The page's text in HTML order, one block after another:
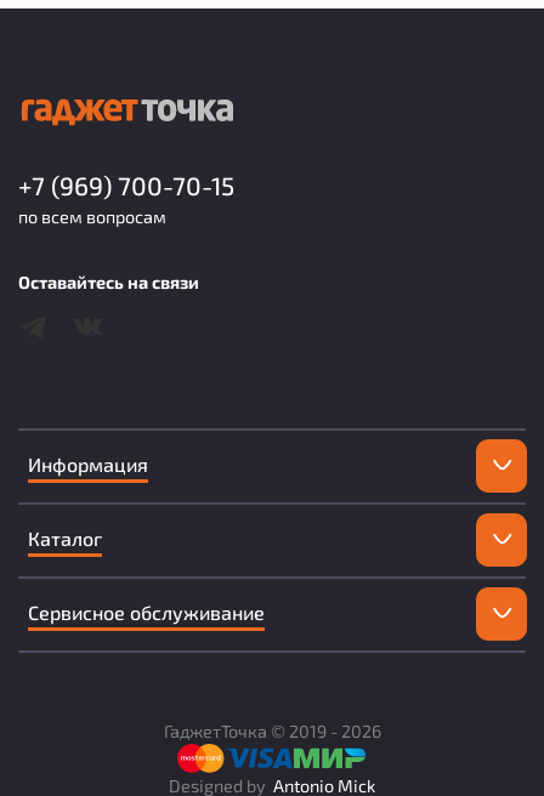
Информация
Каталог
Сервисное обслуживание
+7 (969) 700-70-15
по всем вопросам
Оставайтесь на связи
ГаджетТочка © 2019 - 2026
Designed by Antonio Mick